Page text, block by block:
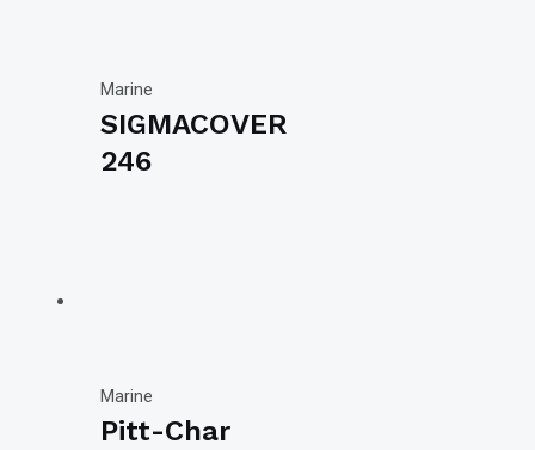
Marine
SIGMACOVER
246
Marine
Pitt-Char